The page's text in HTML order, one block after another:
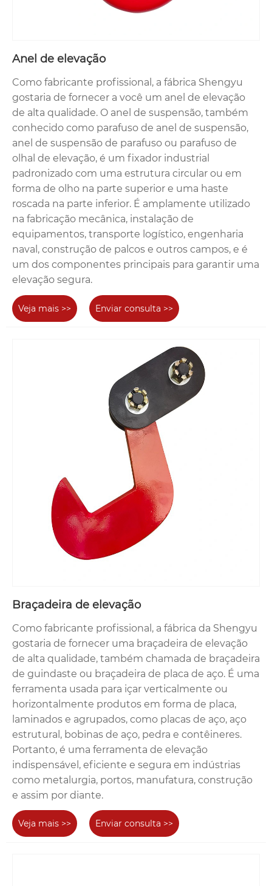
Anel de elevação
Como fabricante profissional, a fábrica Shengyu
gostaria de fornecer a você um anel de elevação
de alta qualidade. O anel de suspensão, também
conhecido como parafuso de anel de suspensão,
anel de suspensão de parafuso ou parafuso de
olhal de elevação, é um fixador industrial
padronizado com uma estrutura circular ou em
forma de olho na parte superior e uma haste
roscada na parte inferior. É amplamente utilizado
na fabricação mecânica, instalação de
equipamentos, transporte logístico, engenharia
naval, construção de palcos e outros campos, e é
um dos componentes principais para garantir uma
elevação segura.
Veja mais >> Enviar consulta >>
Braçadeira de elevação
Como fabricante profissional, a fábrica da Shengyu
gostaria de fornecer uma braçadeira de elevação
de alta qualidade, também chamada de braçadeira
de guindaste ou braçadeira de placa de aço. É uma
ferramenta usada para içar verticalmente ou
horizontalmente produtos em forma de placa,
laminados e agrupados, como placas de aço, aço
estrutural, bobinas de aço, pedra e contêineres.
Portanto, é uma ferramenta de elevação
indispensável, eficiente e segura em indústrias
como metalurgia, portos, manufatura, construção
e assim por diante.
Veja mais >> Enviar consulta >>